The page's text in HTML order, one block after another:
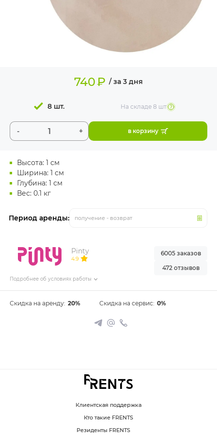
ИЗДЕЛИЯ ДЛЯ
Высота: 1 см
Ширина: 1 см
Глубина: 1 см
Вес: 0.1 кг
Период аренды: получение - возврат
740₽ / за 3 дня
- +
8 шт. На складе8 шт
в корзину
Pinty
4.9
Подробнее об условиях работы
6005 заказов
472 отзывов
Скидка на аренду: 20% Скидка на сервис: 0%
Клиентская поддержка
Кто такие FRENTS
Резиденты FRENTS